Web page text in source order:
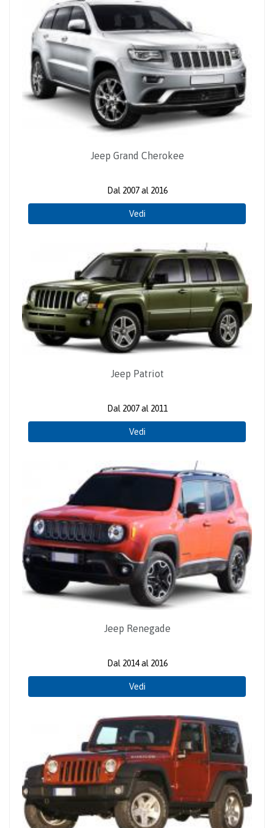
Jeep Grand Cherokee
Dal 2007 al 2016
Vedi
Jeep Patriot
Dal 2007 al 2011
Vedi
Jeep Renegade
Dal 2014 al 2016
Vedi